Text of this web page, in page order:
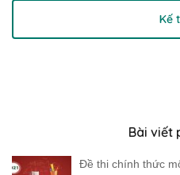
Kế
Bài viết
Đề thi chính thức